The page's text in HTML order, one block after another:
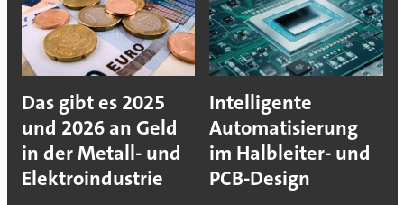
Das gibt es 2025
und 2026 an Geld
in der Metall- und
Elektroindustrie
Intelligente
Automatisierung
im Halbleiter- und
PCB-Design